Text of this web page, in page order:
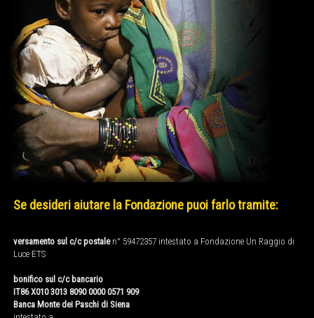
Se desideri aiutare la Fondazione puoi farlo tramite:
versamento sul c/c postalen° 59472357 intestato a Fondazione Un Raggio di
Luce ETS
bonifico sul c/c bancario
IT86 X010 3013 8090 0000 0571 909
Banca Monte dei Paschi di Siena